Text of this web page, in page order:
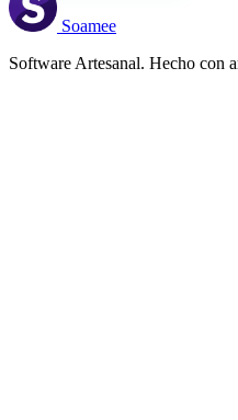
Soamee
Software Artesanal. Hecho con